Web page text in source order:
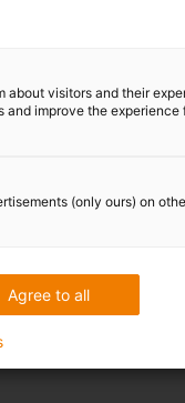
about visitors and their
and improve the experience
(only ours) on
Agree to all